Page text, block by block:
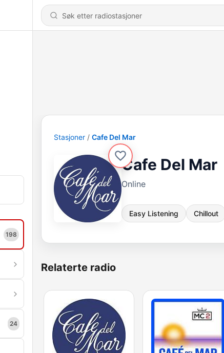
198
24
Stasjoner Cafe Del Mar
Cafe Del Mar
Online
Easy Listening Chillout
Relaterte radio